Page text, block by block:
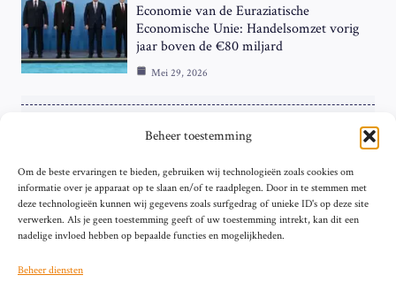
Beheer toestemming
Om de beste ervaringen te bieden, gebruiken wij technologieën zoals cookies om
informatie over je apparaat op te slaan en/of te raadplegen. Door in te stemmen met
deze technologieën kunnen wij gegevens zoals surfgedrag of unieke ID's op deze site
verwerken. Als je geen toestemming geeft of uw toestemming intrekt, kan dit een
nadelige invloed hebben op bepaalde functies en mogelijkheden.
Beheer diensten
Economie van de Euraziatische
Economische Unie: Handelsomzet vorig
jaar boven de €80 miljard
Mei 29, 2026
ZAKELIJK
Hardnekkige Inflatie bij de ‘Grote Vier’
van de Eurozone
Mei 29, 2026